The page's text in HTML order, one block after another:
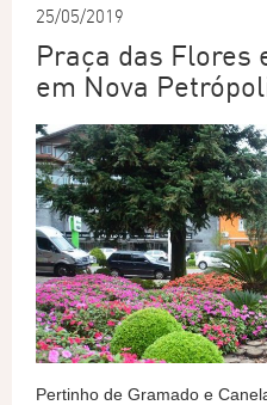
25/05/2019
Praça das Flores
em Nova
Pertinho de Gramado e